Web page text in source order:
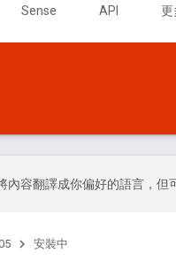
Sense API 更
內容翻譯成你偏好的語言，但
安裝中